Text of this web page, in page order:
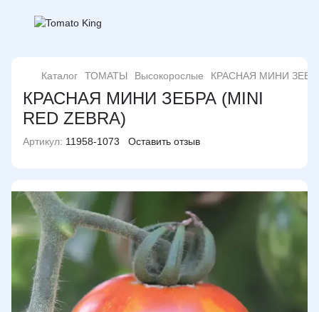
Каталог ТОМАТЫ Высокорослые КРАСНАЯ МИНИ ЗЕБРА
КРАСНАЯ МИНИ ЗЕБРА (MINI
RED ZEBRA)
Артикул: 11958-1073 Оставить отзыв